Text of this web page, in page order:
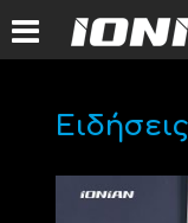
Ειδήσεις